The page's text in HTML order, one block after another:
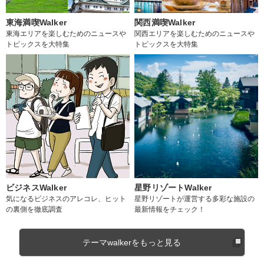
東海満喫Walker
東海エリアを楽しむためのニュースや
トピックスを大特集
関西満喫Walker
関西エリアを楽しむためのニュースや
トピックスを大特集
ビジネスWalker
気になるビジネスのアレコレ、ヒット
の裏側を徹底調査
星野リゾートWalker
星野リゾートが運営する多彩な施設の
最新情報をチェック！
テーマwalkerをもっと見る